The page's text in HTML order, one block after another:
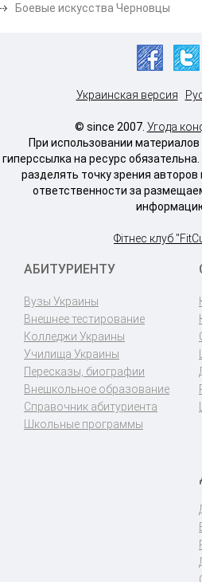
Боевые искусства Черновцы
Украинская версия
© since 2007. Угода
При использовании
гиперссылка на ресурс
разделять точку зрения
ответственности за
Фітнес клуб
АБИТУРИЕНТУ
Вузы Украины
Внешнее тестирование
Колледжи Украины
Училища Украины
Пересказы, биографии
Внешкольное образование
Справочник абитуриента
Школьные программы